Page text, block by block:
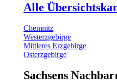
Alle
Chemnitz
Westerzgebirge
Mittleres Erzgebirge
Osterzgebirge
Sachsens